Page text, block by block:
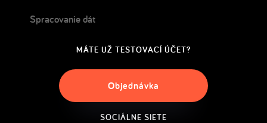
Spracovanie dát
MÁTE UŽ TESTOVACÍ ÚČET?
Objednávka
SOCIÁLNE SIETE